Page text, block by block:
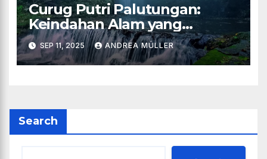
Curug Putri Palutungan:
Keindahan Alam yang
Memikat Hati
SEP 11, 2025 ANDREA MÜLLER
Search